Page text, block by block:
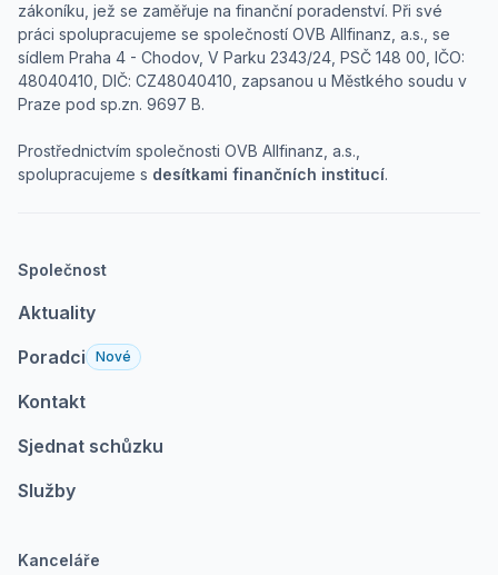
zákoníku, jež se zaměřuje na finanční poradenství. Při své
práci spolupracujeme se společností OVB Allfinanz, a.s., se
sídlem Praha 4 - Chodov, V Parku 2343/24, PSČ 148 00, IČO:
48040410, DIČ: CZ48040410, zapsanou u Městkého soudu v
Praze pod sp.zn. 9697 B.
Prostřednictvím společnosti OVB Allfinanz, a.s.,
spolupracujeme s desítkami finančních institucí.
Společnost
Aktuality
Poradci
Nové
Kontakt
Sjednat schůzku
Služby
Kanceláře